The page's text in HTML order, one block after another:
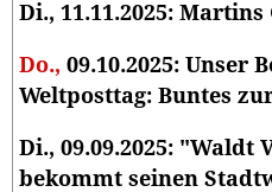
Di., 11.11.2025: Martins
Do., 09.10.2025: Unser
Weltposttag: Buntes
Di., 09.09.2025: "Waldt
bekommt seinen